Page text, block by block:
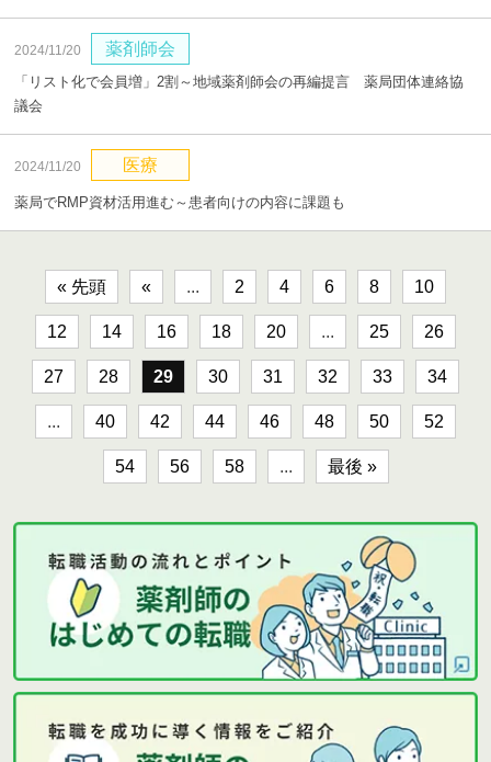
2024/11/20 薬剤師会
「リスト化で会員増」2割～地域薬剤師会の再編提言 薬局団体連絡協
議会
2024/11/20 医療
薬局でRMP資材活用進む～患者向けの内容に課題も
« 先頭 « ... 2 4 6 8 10
12 14 16 18 20 ... 25 26
27 28 29 30 31 32 33 34
... 40 42 44 46 48 50 52
54 56 58 ... 最後 »